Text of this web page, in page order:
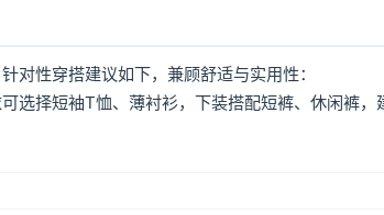
对性穿搭建议如下，兼顾舒适与实用性：
选择短袖T恤、薄衬衫，下装搭配短裤、休闲裤